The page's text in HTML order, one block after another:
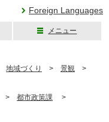
Foreign Languages
メニュー
地域づくり > 景観 >
> 都市政策課 >